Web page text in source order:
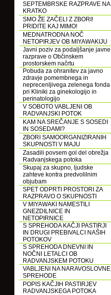
SEPTEMBRSKE RAZPRAVE NA
KRATKO
SMO ŽE ZAČELI Z ZBORI!
PRIDITE KAJ MIMO!
MEDNATRODNA NOČ
NETOPIRJEV OB MIYAWAKIJU
Javni poziv za podaljšanje javne
razprave o Občinskem
prostorskem načrtu
Pobuda za ohranitev za javno
zdravje pomembnega in
neprecenljivega zelenega fonda
pri Kliniki za ginekologijo in
perinatologijo
V SOBOTO VABLJENI OB
RADVANJSKI POTOK
KAM NA SREČANJE S SOSEDI
IN SOSEDAMI?
ZBORI SAMOORGANIZIRANIH
SKUPNOSTI V MAJU
Zasadili povsem gol del obrežja
Radvanjskega potoka
Skupaj za skupno, ljudske
zahteve kontra predvolilnim
objubam
SPET ODPRTI PROSTORI ZA
RAZPRAVO O SKUPNOSTI
V MIYAWAKI NAMESTILI
GNEZDILNICE IN
NETOPIRNICE
S SPREHODA KAČJI PASTIRJI
IN DRUGI PREBIVALCI NAŠIH
POTOKOV
S SPREHODA DNEVNI IN
NOČNI LETALCI OB
RADVANJSKEM POTOKU
VABLJENI NA NARAVOSLOVNE
SPREHODE
POPIS KAČJIH PASTIRJEV
RADVANJSKEGA POTOKA